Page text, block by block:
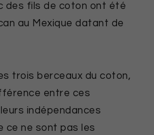
des fils de coton ont été
au Mexique datant de
trois berceaux du coton,
entre ces
indépendances
ce ne sont pas les